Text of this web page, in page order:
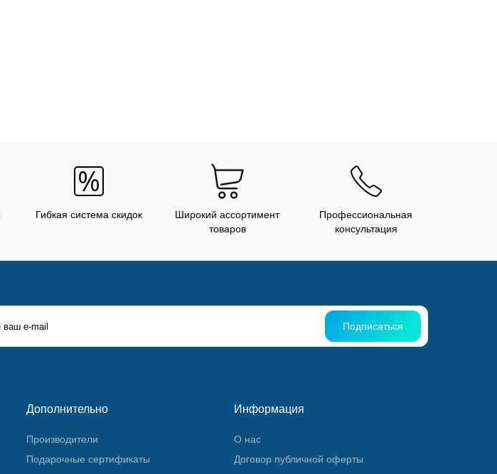
Гибкая система скидок
Широкий ассортимент
товаров
Профессиональная
консультация
Подписаться
Дополнительно
Производители
Подарочные сертификаты
Информация
О нас
Договор публичной оферты